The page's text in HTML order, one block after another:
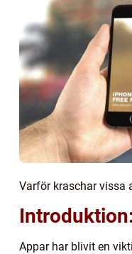
Varför kraschar vissa
Appar har blivit en